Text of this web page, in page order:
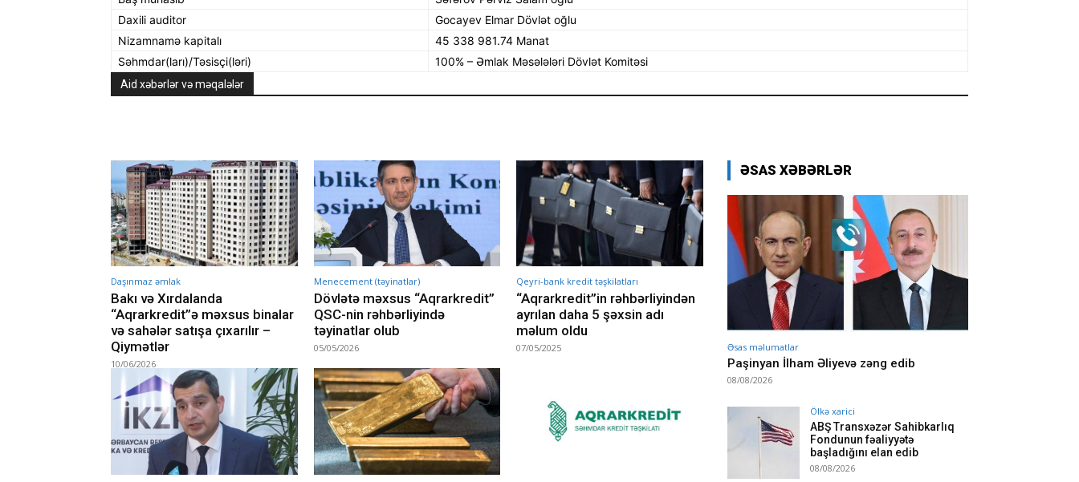
Daxili auditor
Gocayev Elmar Dövlət oğlu
Nizamnamə kapitalı
45 338 981.74 Manat
Səhmdar(ları)/Təsisçi(ləri)
100% – Əmlak Məsələləri Dövlət Komitəsi
Aid xəbərlər və məqalələr
Daşınmaz əmlak
Bakı və Xırdalanda
“Aqrarkredit”ə məxsus binalar
və sahələr satışa çıxarılır –
Qiymətlər
10/06/2026
Menecement (təyinatlar)
Dövlətə məxsus “Aqrarkredit”
QSC-nin rəhbərliyində
təyinatlar olub
05/05/2026
Qeyri-bank kredit təşkilatları
“Aqrarkredit”in rəhbərliyindən
ayrılan daha 5 şəxsin adı
məlum oldu
07/05/2025
ƏSAS XƏBƏRLƏR
Əsas məlumatlar
Paşinyan İlham Əliyevə zəng edib
08/08/2026
Ölkə xarici
ABŞ Transxəzər Sahibkarlıq
Fondunun fəaliyyətə
başladığını elan edib
08/08/2026